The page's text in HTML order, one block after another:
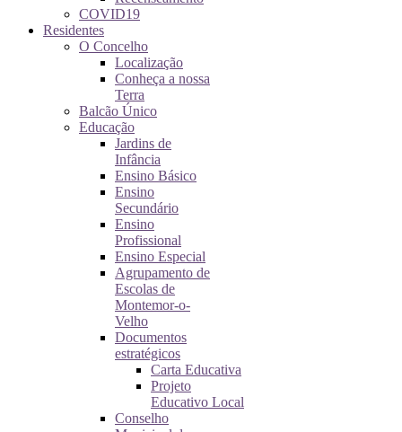
COVID19
Residentes
O Concelho
Localização
Conheça a nossa
Terra
Balcão Único
Educação
Jardins de
Infância
Ensino Básico
Ensino
Secundário
Ensino
Profissional
Ensino Especial
Agrupamento de
Escolas de
Montemor-o-
Velho
Documentos
estratégicos
Carta Educativa
Projeto
Educativo Local
Conselho